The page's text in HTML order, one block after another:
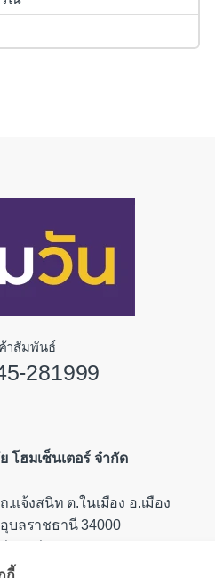
าสัมพันธ์
281999
โฮมเซ็นเตอร์ จำกัด
.แจ้งสนิท ต.ในเมือง อ.เมือง
บลราชธานี 34000
กี้